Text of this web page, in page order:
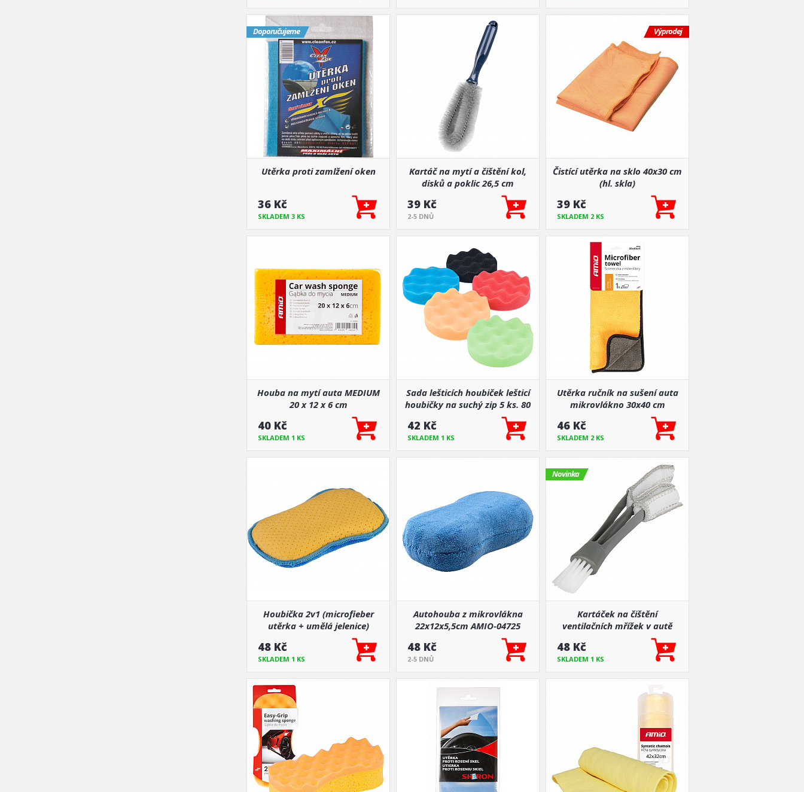
Doporučujeme
Utěrka proti zamlžení oken
36 Kč
SKLADEM 3 KS
Kartáč na mytí a čištění kol,
disků a poklic 26,5 cm
39 Kč
2-5 DNŮ
Výprodej
Čistící utěrka na sklo 40x30 cm
(hl. skla)
39 Kč
SKLADEM 2 KS
Houba na mytí auta MEDIUM
20 x 12 x 6 cm
40 Kč
SKLADEM 1 KS
Sada lešticích houbiček lešticí
houbičky na suchý zip 5 ks. 80
mm AMIO-03707
42 Kč
SKLADEM 1 KS
Utěrka ručník na sušení auta
mikrovlákno 30x40 cm
46 Kč
SKLADEM 2 KS
Houbička 2v1 (microfieber
utěrka + umělá jelenice)
48 Kč
SKLADEM 1 KS
Autohouba z mikrovlákna
22x12x5,5cm AMIO-04725
48 Kč
2-5 DNŮ
Novinka
Kartáček na čištění
ventilačních mřížek v autě
48 Kč
SKLADEM 1 KS